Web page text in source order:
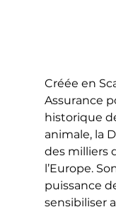
Créée en
Assurance
historique
animale, la
des milliers
l’Europe.
puissance
sensibiliser